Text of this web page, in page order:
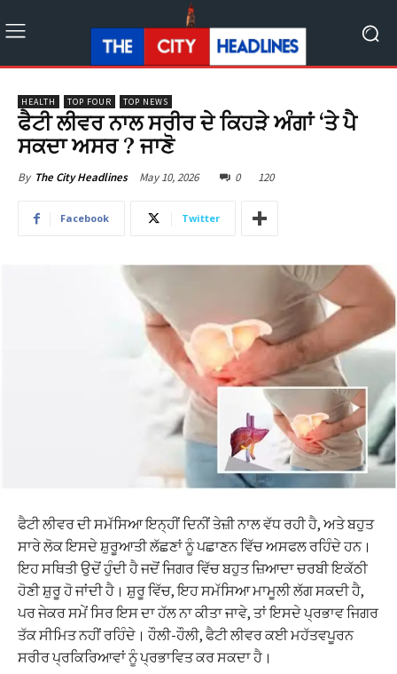
HEALTH TOP FOUR TOP NEWS
ਫੈਟੀ ਲੀਵਰ ਨਾਲ ਸਰੀਰ ਦੇ ਕਿਹੜੇ ਅੰਗਾਂ ‘ਤੇ ਪੈ
ਸਕਦਾ ਅਸਰ ? ਜਾਣੋ
By The City Headlines May 10, 2026 0 120
Facebook Twitter
ਫੈਟੀ ਲੀਵਰ ਦੀ ਸਮੱਸਿਆ ਇਨ੍ਹੀਂ ਦਿਨੀਂ ਤੇਜ਼ੀ ਨਾਲ ਵੱਧ ਰਹੀ ਹੈ, ਅਤੇ ਬਹੁਤ
ਸਾਰੇ ਲੋਕ ਇਸਦੇ ਸ਼ੁਰੂਆਤੀ ਲੱਛਣਾਂ ਨੂੰ ਪਛਾਣਨ ਵਿੱਚ ਅਸਫਲ ਰਹਿੰਦੇ ਹਨ।
ਇਹ ਸਥਿਤੀ ਉਦੋਂ ਹੁੰਦੀ ਹੈ ਜਦੋਂ ਜਿਗਰ ਵਿੱਚ ਬਹੁਤ ਜ਼ਿਆਦਾ ਚਰਬੀ ਇਕੱਠੀ
ਹੋਣੀ ਸ਼ੁਰੂ ਹੋ ਜਾਂਦੀ ਹੈ। ਸ਼ੁਰੂ ਵਿੱਚ, ਇਹ ਸਮੱਸਿਆ ਮਾਮੂਲੀ ਲੱਗ ਸਕਦੀ ਹੈ,
ਪਰ ਜੇਕਰ ਸਮੇਂ ਸਿਰ ਇਸ ਦਾ ਹੱਲ ਨਾ ਕੀਤਾ ਜਾਵੇ, ਤਾਂ ਇਸਦੇ ਪ੍ਰਭਾਵ ਜਿਗਰ
ਤੱਕ ਸੀਮਿਤ ਨਹੀਂ ਰਹਿੰਦੇ। ਹੌਲੀ-ਹੌਲੀ, ਫੈਟੀ ਲੀਵਰ ਕਈ ਮਹੱਤਵਪੂਰਨ
ਸਰੀਰ ਪ੍ਰਕਿਰਿਆਵਾਂ ਨੂੰ ਪ੍ਰਭਾਵਿਤ ਕਰ ਸਕਦਾ ਹੈ।